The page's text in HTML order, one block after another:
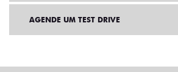
AGENDE UM TEST DRIVE